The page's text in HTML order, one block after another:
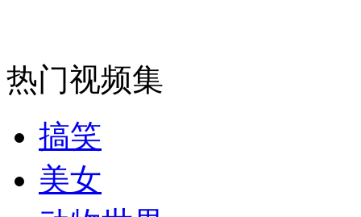
司机酒驾遇交警 急速倒车逃窜
热门视频集
搞笑
美女